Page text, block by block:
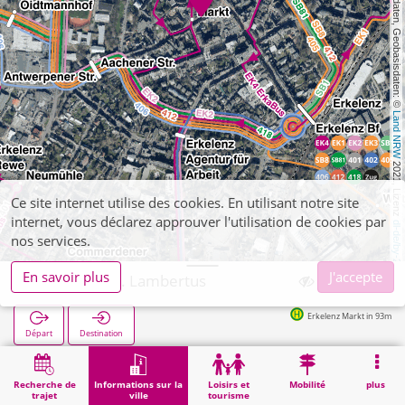
, Kartendaten, Geobasisdaten: ©
Land NRW
2021, Lizenz
dl-de/by-2-0
Recherche de
trajet
Informations sur la
ville
Loisirs et
tourisme
Mobilité plus
Erkelenz, St. Lambertus
Départ Destination
Erkelenz Markt in 93m
Démarrage Informations sur la ville Erkelenz, St. Lambertus
Ce site internet utilise des cookies. En utilisant notre site
internet, vous déclarez approuver l'utilisation de cookies par
nos services.
En savoir plus
J'accepte